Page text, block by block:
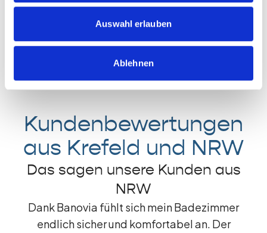
Auswahl erlauben
Ablehnen
Unterstützung bei der Finanzierung von
Badsanierungen in NRW
Schnelle und zuverlässige Umsetzung Ihrer
Kundenbewertungen
aus Krefeld und NRW
Das sagen unsere Kunden aus
NRW
Dank Banovia fühlt sich mein Badezimmer
endlich sicher und komfortabel an. Der